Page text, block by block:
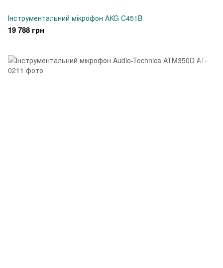
Інструментальний мікрофон AKG C451B
19 788 грн